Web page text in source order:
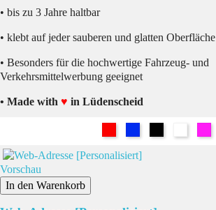
• bis zu 3 Jahre haltbar
• klebt auf jeder sauberen und glatten Oberfläche
• Besonders für die hochwertige Fahrzeug- und
Verkehrsmittelwerbung geeignet
• Made with ♥ in Lüdenscheid
Vorschau
In den Warenkorb